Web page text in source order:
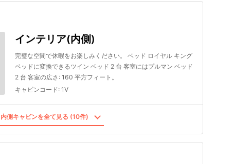
インテリア(内側)
完璧な空間で休暇をお楽しみください。 ベッド ロイヤル キング
ベッドに変換できるツイン ベッド 2 台 客室にはプルマン ベッド
2 台 客室の広さ: 160 平方フィート。
キャビンコード: 1V
内側キャビンを全て見る (10件)